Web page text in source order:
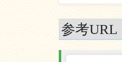
参考URL